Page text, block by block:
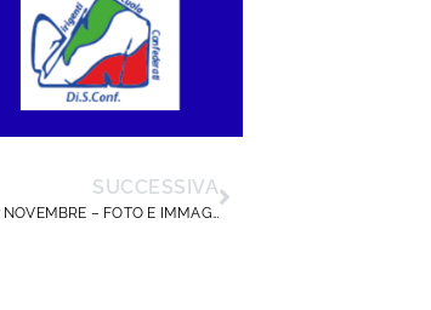
SUCCESSIVA
FORMAZIONE DI OGGI- 17 NOVEMBRE – FOTO E IMMAGINI SUL WEB